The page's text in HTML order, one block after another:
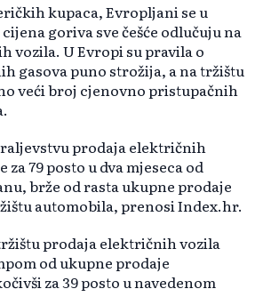
kupaca, Evropljani se u
goriva sve češće odlučuju na
vozila. U Evropi su pravila o
gasova puno strožija, a na tržištu
veći broj cjenovno pristupačnih
prodaja električnih
79 posto u dva mjeseca od
brže od rasta ukupne prodaje
automobila, prenosi Index.hr.
prodaja električnih vozila
od ukupne prodaje
za 39 posto u navedenom